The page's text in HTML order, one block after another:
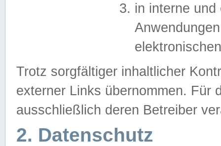
in interne
Trotz sorgfältiger inhaltlicher
externer Links übernommen. Für
ausschließlich deren Betreiber
2. Datenschutz